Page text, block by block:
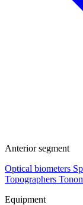
Anterior segment
Optical biometers
Topographers
Equipment